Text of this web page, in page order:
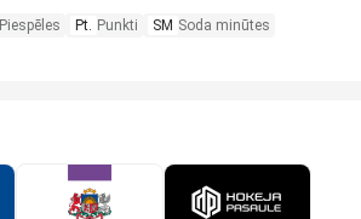
Piespēles Pt. Punkti SM Soda minūtes